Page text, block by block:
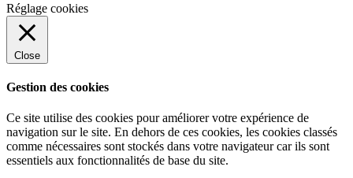
Réglage cookies
Close
Gestion des cookies
Ce site utilise des cookies pour améliorer votre expérience de
navigation sur le site. En dehors de ces cookies, les cookies classés
comme nécessaires sont stockés dans votre navigateur car ils sont
essentiels aux fonctionnalités de base du site.